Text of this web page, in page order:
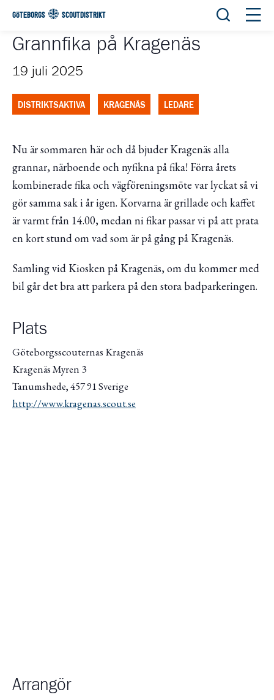
GÖTEBORGS SCOUTDISTRIKT Öppna
Grannfika på Kragenäs
19 juli 2025
DISTRIKTSAKTIVA KRAGENÄS LEDARE
Nu är sommaren här och då bjuder Kragenäs alla
grannar, närboende och nyfikna på fika! Förra årets
kombinerade fika och vägföreningsmöte var lyckat så vi
gör samma sak i år igen. Korvarna är grillade och kaffet
är varmt från 14.00, medan ni fikar passar vi på att prata
en kort stund om vad som är på gång på Kragenäs.
Samling vid Kiosken på Kragenäs, om du kommer med
bil går det bra att parkera på den stora badparkeringen.
Plats
Göteborgsscouternas Kragenäs
Kragenäs Myren 3
Tanumshede,457 91Sverige
http://www.kragenas.scout.se
Arrangör